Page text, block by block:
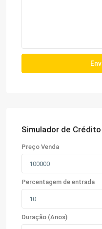
Simulador de Crédito
Preço Venda
Percentagem de entrada
Duração (Anos)